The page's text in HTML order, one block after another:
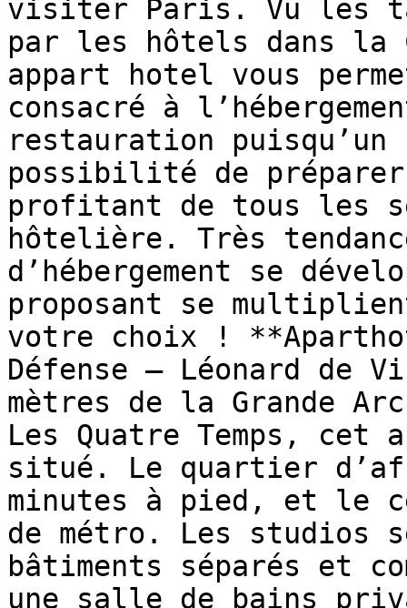
visiter Paris. Vu les
par les hôtels dans la
appart hotel vous
consacré à
restauration
possibilité de
profitant de tous les
hôtelière. Très
d’hébergement se
proposant se
votre choix !
Défense – Léonard de
mètres de la Grande
Les Quatre Temps,
situé. Le quartier
minutes à pied, et le
de métro. Les studios
bâtiments séparés et
une salle de bains